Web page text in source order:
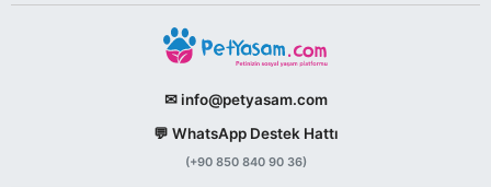
✉ info@petyasam.com
💬 WhatsApp Destek Hattı
(+90 850 840 90 36)